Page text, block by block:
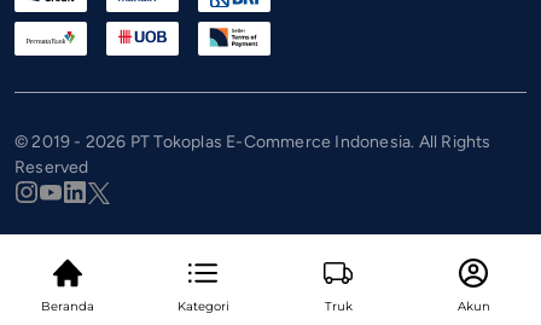
Beranda Kategori Truk Akun
© 2019 - 2026 PT Tokoplas E-Commerce Indonesia. All Rights
Reserved